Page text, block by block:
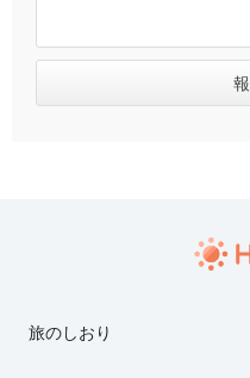
旅のしおり